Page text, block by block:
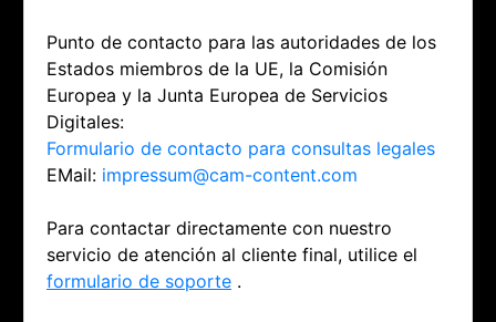
Punto de contacto para las autoridades de los
Estados miembros de la UE, la Comisión
Europea y la Junta Europea de Servicios
Digitales:
Formulario de contacto para consultas legales
EMail: impressum@cam-content.com
Para contactar directamente con nuestro
servicio de atención al cliente final, utilice el
formulario de soporte .